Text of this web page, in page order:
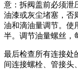
意：拆阀盖前必须泄
油漆或灰尘堵塞，否
油和滴油量调节。使
半。调节油量螺丝，
最后检查所有连接处
间连接螺栓、管接头